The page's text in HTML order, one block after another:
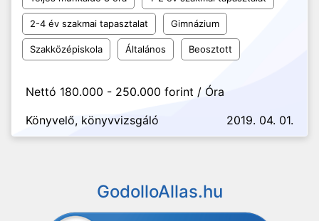
2-4 év szakmai tapasztalat Gimnázium
Szakközépiskola Általános Beosztott
Nettó 180.000 - 250.000 forint / Óra
Könyvelő, könyvvizsgáló
2019. 04. 01.
GodolloAllas.hu